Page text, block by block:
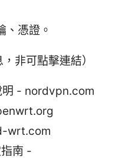
、憑證。
非可點擊連結）
明 - nordvpn.com
wrt.com
南 -